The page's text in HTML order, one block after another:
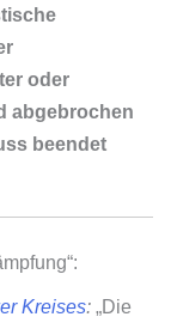
oder
abgebrochen
beendet
Kreises: „Die